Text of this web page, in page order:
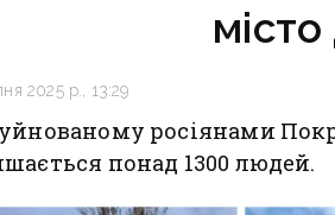
2025 р., 13:29
росіянами
понад 1300 людей.